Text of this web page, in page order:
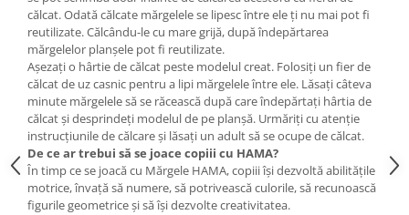
Mobilier gradinita
Montessori
Spații de joacă
Educatie inovativa
Anatomie
Comunicare
Dezvoltare timpurie
Experimente
călcat. Odată călcate mărgelele se lipesc între ele ți nu mai pot fi
reutilizate. Călcându-le cu mare grijă, după îndepărtarea
mărgelelor planșele pot fi reutilizate.
Așezați o hârtie de călcat peste modelul creat. Folosiți un fier de
călcat de uz casnic pentru a lipi mărgelele între ele. Lăsați câteva
minute mărgelele să se răcească după care îndepărtați hârtia de
călcat și desprindeți modelul de pe planșă. Urmăriți cu atenție
instrucțiunile de călcare și lăsați un adult să se ocupe de călcat.
De ce ar trebui să se joace copiii cu HAMA?
În timp ce se joacă cu Mărgele HAMA, copiii își dezvoltă abilitățile
motrice, învață să numere, să potrivească culorile, să recunoască
figurile geometrice și să își dezvolte creativitatea.